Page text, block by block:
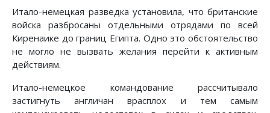
Итало-немецкая разведка установила, что британские
войска разбросаны отдельными отрядами по всей
Киренаике до границ Египта. Одно это обстоятельство
не могло не вызвать желания перейти к активным
действиям.
Итало-немецкое командование рассчитывало
застигнуть англичан врасплох и тем самым